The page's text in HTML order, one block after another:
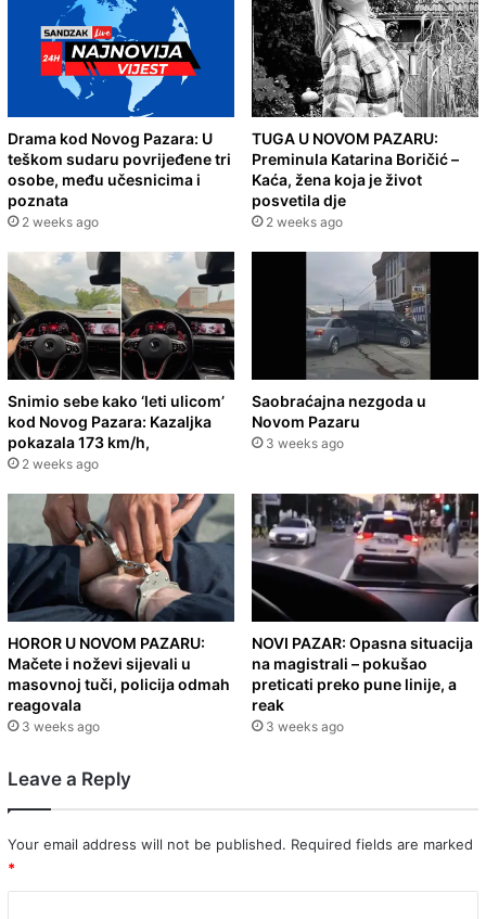
Drama kod Novog Pazara: U
teškom sudaru povrijeđene tri
osobe, među učesnicima i
poznata
2 weeks ago
TUGA U NOVOM PAZARU:
Preminula Katarina Boričić –
Kaća, žena koja je život
posvetila dje
2 weeks ago
Snimio sebe kako ‘leti ulicom’
kod Novog Pazara: Kazaljka
pokazala 173 km/h,
2 weeks ago
Saobraćajna nezgoda u
Novom Pazaru
3 weeks ago
HOROR U NOVOM PAZARU:
Mačete i noževi sijevali u
masovnoj tuči, policija odmah
reagovala
3 weeks ago
NOVI PAZAR: Opasna situacija
na magistrali – pokušao
preticati preko pune linije, a
reak
3 weeks ago
Leave a Reply
Your email address will not be published. Required fields are marked
*